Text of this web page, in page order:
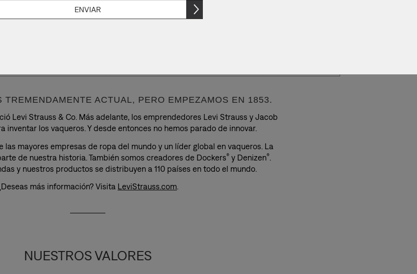
TREMENDAMENTE ACTUAL, PERO EMPEZAMOS EN 1853.
Levi Strauss & Co. Más adelante, los emprendedores Levi Strauss y Jacob
inventar los vaqueros. Y desde entonces no hemos parado de innovar.
las mayores empresas de ropa del mundo y un líder global en vaqueros. La
de nuestra historia. También somos creadores de Dockers®y Denizen®.
y nuestros productos se distribuyen a 110 países en todo el mundo.
más información? Visita LeviStrauss.com.
NUESTROS VALORES